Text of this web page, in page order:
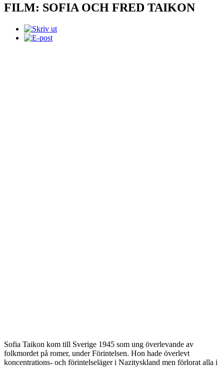
FILM: SOFIA OCH FRED TAIKON
Sofia Taikon kom till Sverige 1945 som ung överlevande av
folkmordet på romer, under Förintelsen. Hon hade överlevt
koncentrations- och förintelseläger i Nazityskland men förlorat alla i